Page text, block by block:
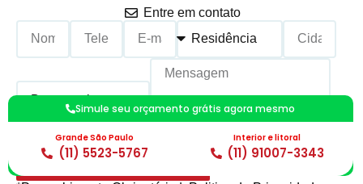
Entre em contato
Calcular um Orçamento
Simule seu orçamento grátis agora mesmo
Grande São Paulo
(11) 5523-5767
Interior e litoral
(11) 91007-3343